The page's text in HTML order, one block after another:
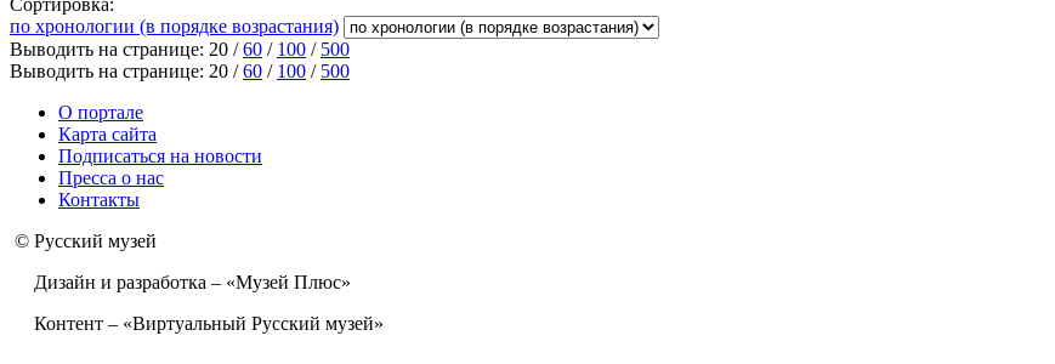
по хронологии (в порядке возрастания)
Выводить на странице: 20 /60 / 100 / 500
Выводить на странице: 20 /60 / 100 / 500
О портале
Карта сайта
Подписаться на новости
Пресса о нас
Контакты
© Русский музей
Дизайн и разработка – «Музей Плюс»
Контент – «Виртуальный Русский музей»